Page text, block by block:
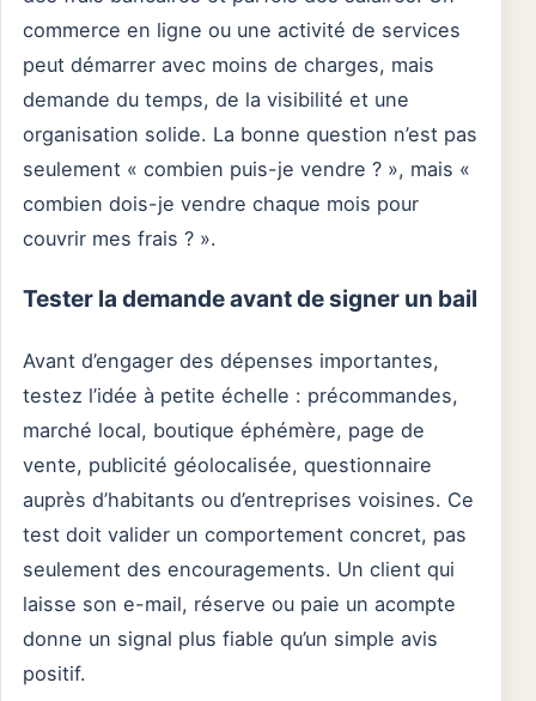
commerce en ligne ou une activité de services
peut démarrer avec moins de charges, mais
demande du temps, de la visibilité et une
organisation solide. La bonne question n’est pas
seulement « combien puis-je vendre ? », mais «
combien dois-je vendre chaque mois pour
couvrir mes frais ? ».
Tester la demande avant de signer un bail
Avant d’engager des dépenses importantes,
testez l’idée à petite échelle : précommandes,
marché local, boutique éphémère, page de
vente, publicité géolocalisée, questionnaire
auprès d’habitants ou d’entreprises voisines. Ce
test doit valider un comportement concret, pas
seulement des encouragements. Un client qui
laisse son e-mail, réserve ou paie un acompte
donne un signal plus fiable qu’un simple avis
positif.